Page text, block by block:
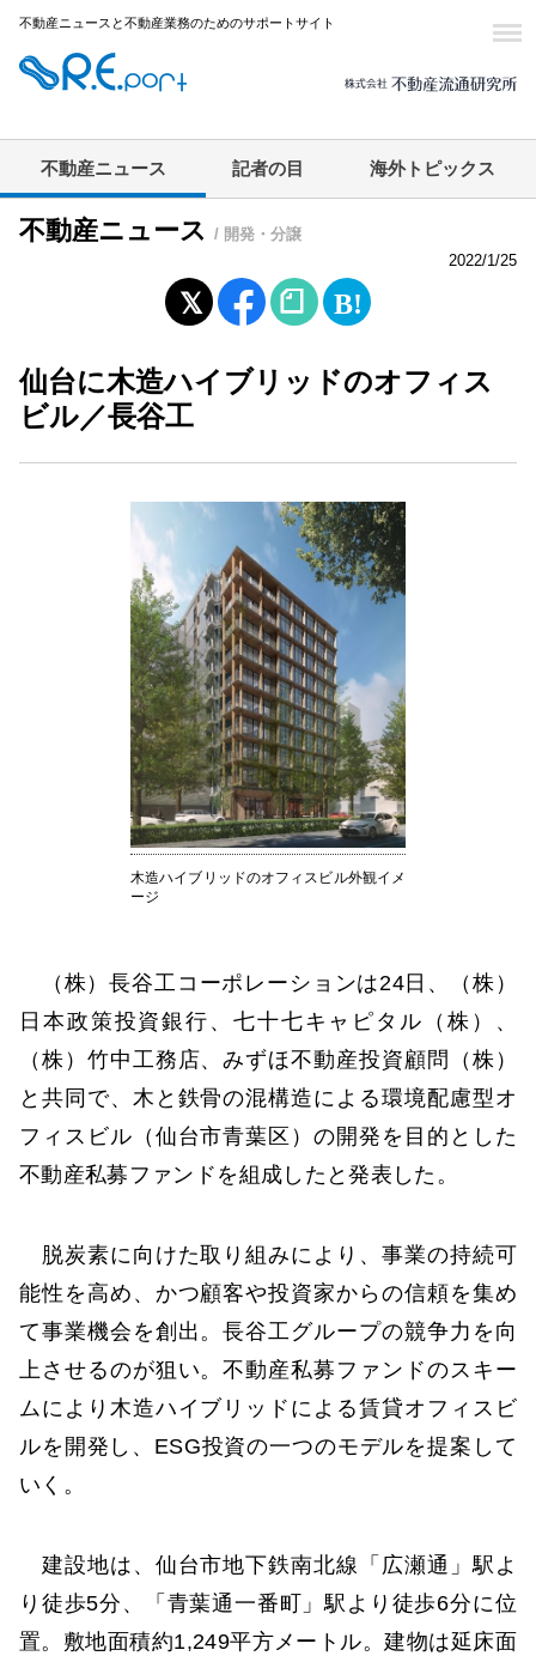
不動産ニュースと不動産業務のためのサポートサイト
不動産ニュース 記者の目 海外トピックス
不動産ニュース / 開発・分譲
2022/1/25
仙台に木造ハイブリッドのオフィス
ビル／長谷工
木造ハイブリッドのオフィスビル外観イメ
ージ
（株）長谷工コーポレーションは24日、（株）
日本政策投資銀行、七十七キャピタル（株）、
（株）竹中工務店、みずほ不動産投資顧問（株）
と共同で、木と鉄骨の混構造による環境配慮型オ
フィスビル（仙台市青葉区）の開発を目的とした
不動産私募ファンドを組成したと発表した。
脱炭素に向けた取り組みにより、事業の持続可
能性を高め、かつ顧客や投資家からの信頼を集め
て事業機会を創出。長谷工グループの競争力を向
上させるのが狙い。不動産私募ファンドのスキー
ムにより木造ハイブリッドによる賃貸オフィスビ
ルを開発し、ESG投資の一つのモデルを提案して
いく。
建設地は、仙台市地下鉄南北線「広瀬通」駅よ
り徒歩5分、「青葉通一番町」駅より徒歩6分に位
置。敷地面積約1,249平方メートル。建物は延床面